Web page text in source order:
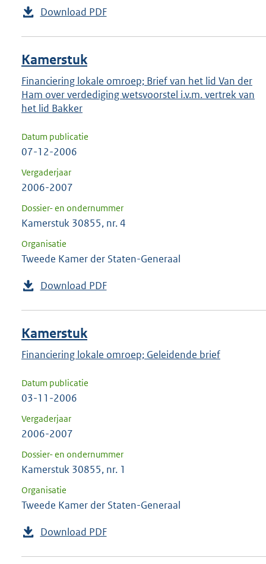
Download PDF
Kamerstuk
Financiering lokale omroep; Brief van het lid Van der
Ham over verdediging wetsvoorstel i.v.m. vertrek van
het lid Bakker
Datum publicatie
07-12-2006
Vergaderjaar
2006-2007
Dossier- en ondernummer
Kamerstuk 30855, nr. 4
Organisatie
Tweede Kamer der Staten-Generaal
Download PDF
Kamerstuk
Financiering lokale omroep; Geleidende brief
Datum publicatie
03-11-2006
Vergaderjaar
2006-2007
Dossier- en ondernummer
Kamerstuk 30855, nr. 1
Organisatie
Tweede Kamer der Staten-Generaal
Download PDF